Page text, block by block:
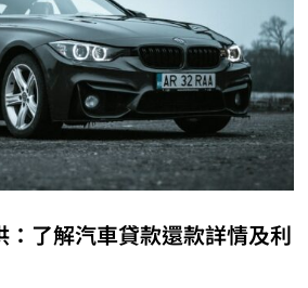
：了解汽車貸款還款詳情及利